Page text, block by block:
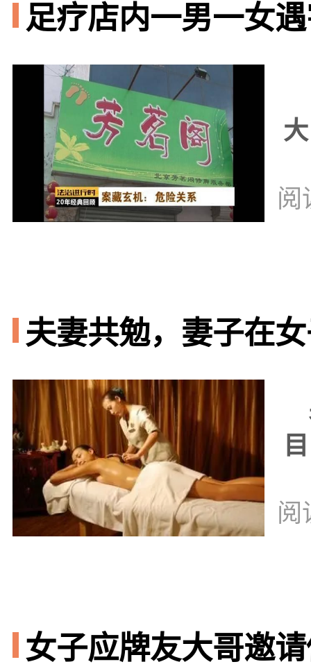
足疗店内一男一女
阅
夫妻共勉，妻子在
阅
女子应牌友大哥邀